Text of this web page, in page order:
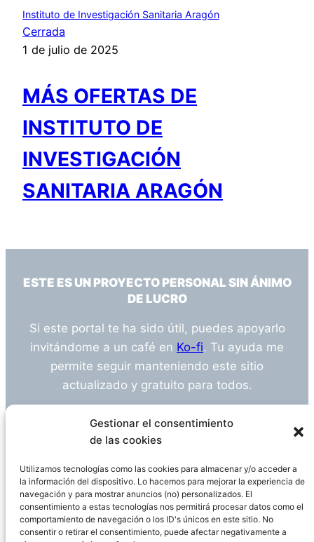
Gestionar el consentimiento
de las cookies
Utilizamos tecnologías como las cookies para almacenar y/o acceder a
la información del dispositivo. Lo hacemos para mejorar la experiencia de
navegación y para mostrar anuncios (no) personalizados. El
consentimiento a estas tecnologías nos permitirá procesar datos como el
comportamiento de navegación o los ID's únicos en este sitio. No
consentir o retirar el consentimiento, puede afectar negativamente a
Instituto de Investigación Sanitaria Aragón
Cerrada
1 de julio de 2025
MÁS OFERTAS DE
INSTITUTO DE
INVESTIGACIÓN
SANITARIA ARAGÓN
ESTE ES UN PROYECTO PERSONAL SIN ÁNIMO
DE LUCRO
Si este portal te ha sido útil, puedes apoyarlo
invitándome a un café en Ko-fi. Tu ayuda me
permite seguir manteniendo este sitio
actualizado y gratuito para todos.
¿Tienes alguna duda o sugerencia? Escríbeme
info@empleosanitarioinvestigacion.es
Descargo de Responsabilidad
Declaración de Privacidad Política de cookies